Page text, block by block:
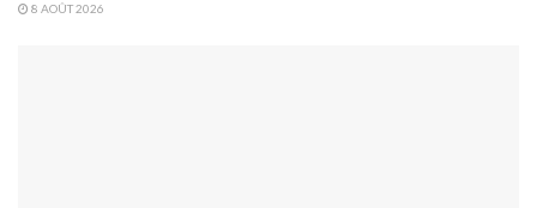
8 AOÛT 2026